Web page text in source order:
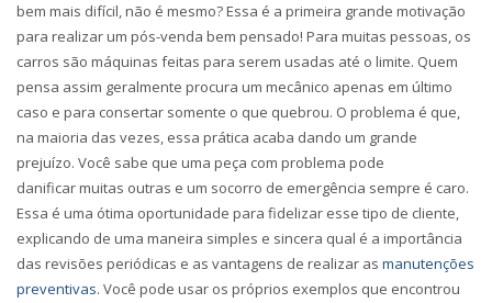
bem mais difícil, não é mesmo? Essa é a primeira grande motivação
para realizar um pós-venda bem pensado! Para muitas pessoas, os
carros são máquinas feitas para serem usadas até o limite. Quem
pensa assim geralmente procura um mecânico apenas em último
caso e para consertar somente o que quebrou. O problema é que,
na maioria das vezes, essa prática acaba dando um grande
prejuízo. Você sabe que uma peça com problema pode
danificar muitas outras e um socorro de emergência sempre é caro.
Essa é uma ótima oportunidade para fidelizar esse tipo de cliente,
explicando de uma maneira simples e sincera qual é a importância
das revisões periódicas e as vantagens de realizar as manutenções
preventivas. Você pode usar os próprios exemplos que encontrou